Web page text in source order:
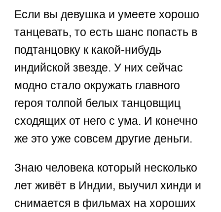
Если вы девушка и умеете хорошо
танцевать, то есть шанс попасть в
подтанцовку к какой-нибудь
индийской звезде. У них сейчас
модно стало окружать главного
героя толпой белых танцовщиц
сходящих от него с ума. И конечно
же это уже совсем другие деньги.
Знаю человека который несколько
лет живёт в Индии, выучил хинди и
снимается в фильмах на хороших